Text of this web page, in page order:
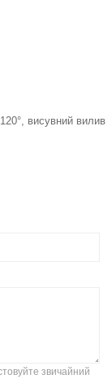
висувний вилив
звичайний